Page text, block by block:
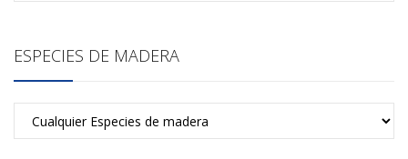
ESPECIES DE MADERA